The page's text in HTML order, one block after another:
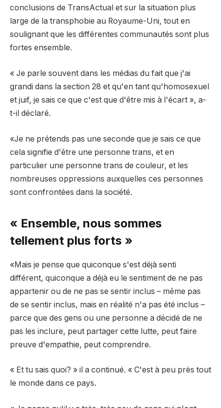
conclusions de TransActual et sur la situation plus
large de la transphobie au Royaume-Uni, tout en
soulignant que les différentes communautés sont plus
fortes ensemble.
« Je parle souvent dans les médias du fait que j'ai
grandi dans la section 28 et qu'en tant qu'homosexuel
et juif, je sais ce que c'est que d'être mis à l'écart », a-
t-il déclaré.
«Je ne prétends pas une seconde que je sais ce que
cela signifie d'être une personne trans, et en
particulier une personne trans de couleur, et les
nombreuses oppressions auxquelles ces personnes
sont confrontées dans la société.
« Ensemble, nous sommes
tellement plus forts »
«Mais je pense que quiconque s'est déjà senti
différent, quiconque a déjà eu le sentiment de ne pas
appartenir ou de ne pas se sentir inclus – même pas
de se sentir inclus, mais en réalité n'a pas été inclus –
parce que des gens ou une personne a décidé de ne
pas les inclure, peut partager cette lutte, peut faire
preuve d'empathie, peut comprendre.
« Et tu sais quoi? » il a continué. « C'est à peu près tout
le monde dans ce pays.